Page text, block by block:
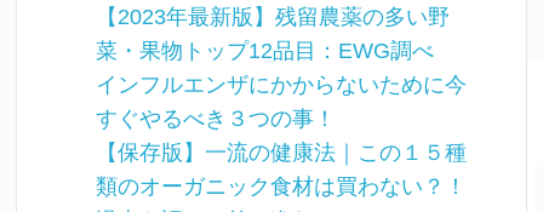
【2023年最新版】残留農薬の多い野
菜・果物トップ12品目：EWG調べ
インフルエンザにかからないために今
すぐやるべき３つの事！
【保存版】一流の健康法｜この１５種
類のオーガニック食材は買わない？！